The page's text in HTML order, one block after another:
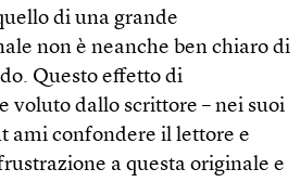
di una grande
non è neanche ben chiaro di
Questo effetto di
voluto dallo scrittore – nei suoi
ami confondere il lettore e
a questa originale e